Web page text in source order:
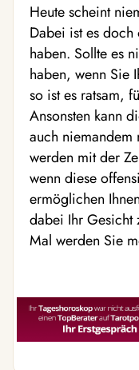
Heute scheint
Dabei ist es doch
haben. Sollte es
haben, wenn Sie
so ist es ratsam,
Ansonsten kann
auch niemandem
werden mit der
wenn diese
ermöglichen
dabei Ihr Gesicht
Mal werden Sie